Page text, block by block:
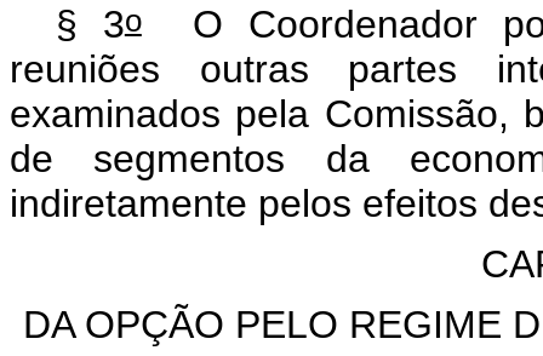
§ 3oO Coordenador
reuniões outras partes
examinados pela Comissão,
de segmentos da
indiretamente pelos efeitos
DA OPÇÃO PELO REGIME